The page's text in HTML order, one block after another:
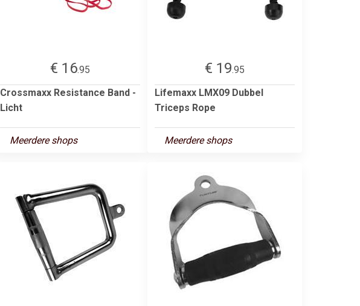
€ 16.95
Crossmaxx Resistance Band -
Licht
Meerdere shops
€ 19.95
Lifemaxx LMX09 Dubbel
Triceps Rope
Meerdere shops